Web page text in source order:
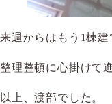
来週からはもう1棟
整理整頓に心掛けて
以上、渡部でした。